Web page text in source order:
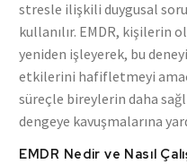
stresle ilişkili duygusal
kullanılır. EMDR, kişilerin
yeniden işleyerek, bu
etkilerini hafifletmeyi
süreçle bireylerin daha
dengeye kavuşmalarına
EMDR Nedir ve Nasıl